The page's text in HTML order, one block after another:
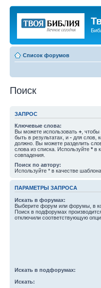
Список форумов
Поиск
ЗАПРОС
Ключевые слова:
Вы можете использовать + ,
быть в результатах, и - для слов,
должно. Вы можете разделить
слова из списка. Используйте * в
совпадения.
Поиск по автору:
Используйте * в качестве шаблона.
ПАРАМЕТРЫ ЗАПРОСА
Искать в форумах:
Выберите форум или форумы, в
Поиск в подфорумах
отключили соответствующую
Искать в подфорумах:
Искать: